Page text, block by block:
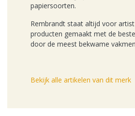
papiersoorten.
Rembrandt staat altijd voor
producten gemaakt met de
door de meest bekwame
Bekijk alle artikelen van dit merk